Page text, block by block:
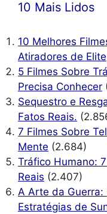
10 Mais Lidos
10 Melhores
Atiradores de Elite
5 Filmes Sobre
Precisa Conhecer
Sequestro e
Fatos Reais.
7 Filmes Sobre
Mente (2.684)
Tráfico Humano:
Reais (2.407)
A Arte da Guerra:
Estratégias de